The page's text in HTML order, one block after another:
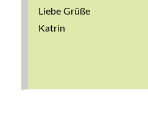
Liebe Grüße
Katrin